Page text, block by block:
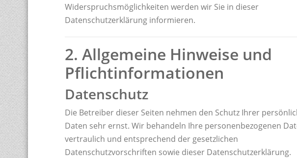
Widerspruchsmöglichkeiten werden wir Sie in dieser
Datenschutzerklärung informieren.
2. Allgemeine Hinweise und
Pflichtinformationen
Datenschutz
Die Betreiber dieser Seiten nehmen den Schutz Ihrer
Daten sehr ernst. Wir behandeln Ihre personenbezogenen
vertraulich und entsprechend der gesetzlichen
Datenschutzvorschriften sowie dieser Datenschutzerklärung.